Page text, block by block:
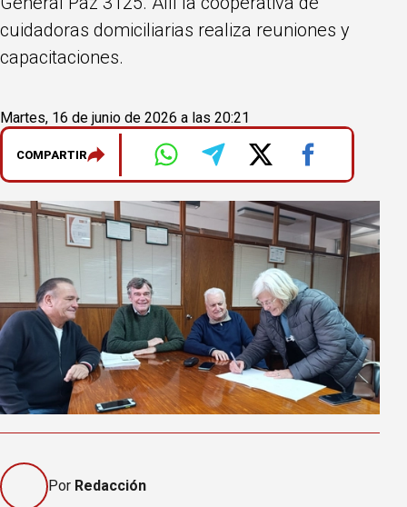
cuidadoras domiciliarias realiza reuniones y
capacitaciones.
Martes, 16 de junio de 2026 a las 20:21
COMPARTIR
Por Redacción